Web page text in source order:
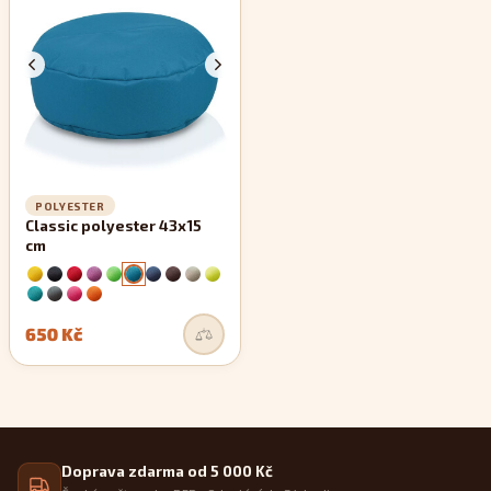
zachovávají si své rovné linie.
POLYESTER
Classic polyester 43x15
cm
650 Kč
Doprava zdarma od 5 000 Kč